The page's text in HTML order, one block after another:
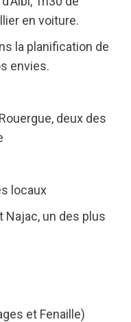
en voiture.
la planification de
envies.
deux des
locaux
Najac, un des plus
et Fenaille)